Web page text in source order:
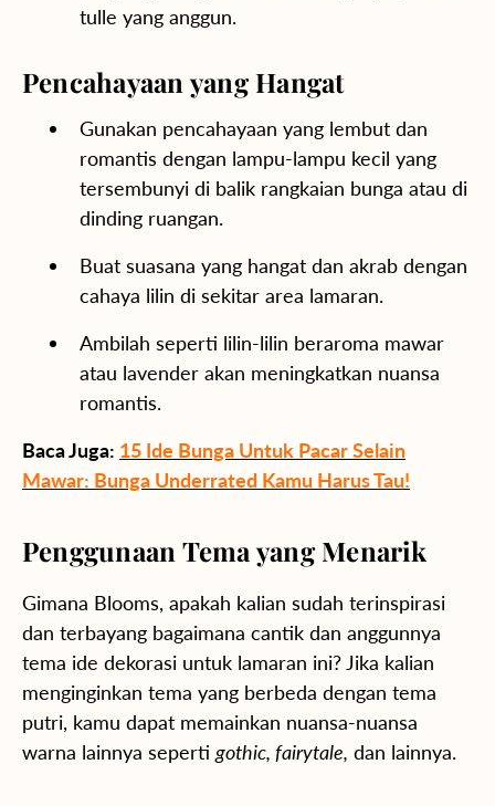
tulle yang anggun.
Pencahayaan yang Hangat
Gunakan pencahayaan yang lembut dan
romantis dengan lampu-lampu kecil yang
tersembunyi di balik rangkaian bunga atau di
dinding ruangan.
Buat suasana yang hangat dan akrab dengan
cahaya lilin di sekitar area lamaran.
Ambilah seperti lilin-lilin beraroma mawar
atau lavender akan meningkatkan nuansa
romantis.
Baca Juga: 15 Ide Bunga Untuk Pacar Selain
Mawar: Bunga Underrated Kamu Harus Tau!
Penggunaan Tema yang Menarik
Gimana Blooms, apakah kalian sudah terinspirasi
dan terbayang bagaimana cantik dan anggunnya
tema ide dekorasi untuk lamaran ini? Jika kalian
menginginkan tema yang berbeda dengan tema
putri, kamu dapat memainkan nuansa-nuansa
warna lainnya seperti gothic, fairytale, dan lainnya.